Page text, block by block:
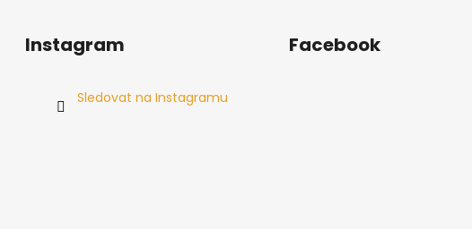
Instagram
Sledovat na Instagramu
Facebook